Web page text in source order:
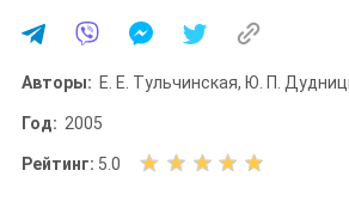
Авторы: Е. Е. Тульчинская, Ю. П.
Год: 2005
Рейтинг: 5.0
О